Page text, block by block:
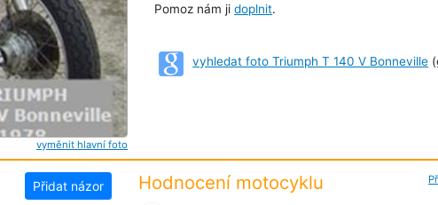
vyměnit hlavní foto
Pomoz nám jidoplnit.
vyhledat foto Triumph T 140 V Bonneville
Přidat názor Hodnocení motocyklu